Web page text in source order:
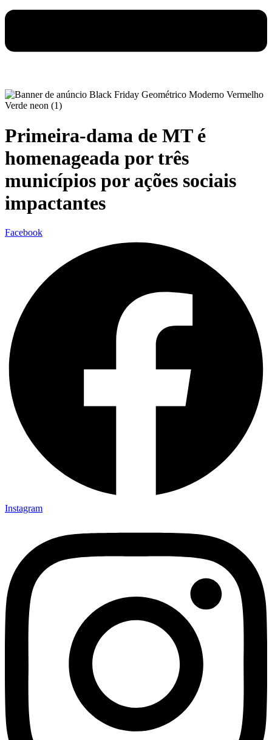
Primeira-dama de MT é
homenageada por três
municípios por ações sociais
impactantes
Facebook
Instagram